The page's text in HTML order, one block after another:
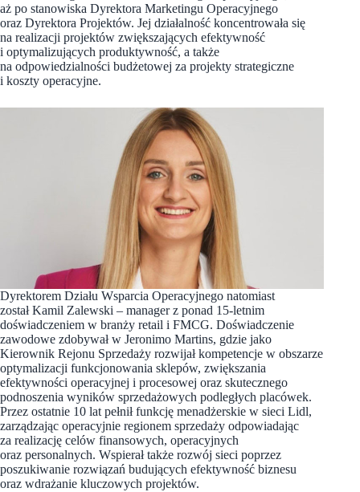
aż po stanowiska Dyrektora Marketingu Operacyjnego
oraz Dyrektora Projektów. Jej działalność koncentrowała się
na realizacji projektów zwiększających efektywność
i optymalizujących produktywność, a także
na odpowiedzialności budżetowej za projekty strategiczne
i koszty operacyjne.
Dyrektorem Działu Wsparcia Operacyjnego natomiast
został Kamil Zalewski – manager z ponad 15-letnim
doświadczeniem w branży retail i FMCG. Doświadczenie
zawodowe zdobywał w Jeronimo Martins, gdzie jako
Kierownik Rejonu Sprzedaży rozwijał kompetencje w obszarze
optymalizacji funkcjonowania sklepów, zwiększania
efektywności operacyjnej i procesowej oraz skutecznego
podnoszenia wyników sprzedażowych podległych placówek.
Przez ostatnie 10 lat pełnił funkcję menadżerskie w sieci Lidl,
zarządzając operacyjnie regionem sprzedaży odpowiadając
za realizację celów finansowych, operacyjnych
oraz personalnych. Wspierał także rozwój sieci poprzez
poszukiwanie rozwiązań budujących efektywność biznesu
oraz wdrażanie kluczowych projektów.